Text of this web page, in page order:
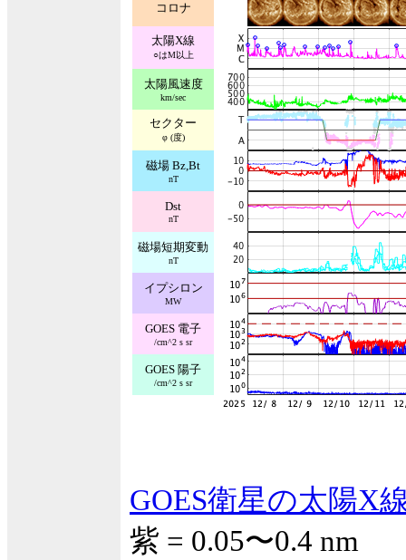
コロナ
太陽X線
○はM以上
太陽風速度
km/sec
セクター
φ (度)
磁場 Bz,Bt
nT
Dst
nT
磁場短期変動
nT
イプシロン
MW
GOES 電子
/cm^2 s sr
GOES 陽子
/cm^2 s sr
GOES衛星の太陽X
紫 = 0.05〜0.4 nm